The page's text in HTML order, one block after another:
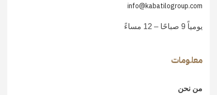
info@kabatilogroup.com
يومياً 9 صباحًا – 12 مساءً
معلومات
من نحن